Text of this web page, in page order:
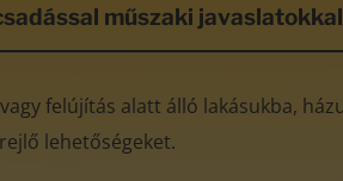
műszaki
felújítás alatt álló lakásukba,
lehetőségeket.